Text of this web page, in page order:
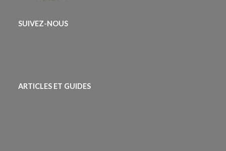
SUIVEZ-NOUS
ARTICLES ET GUIDES